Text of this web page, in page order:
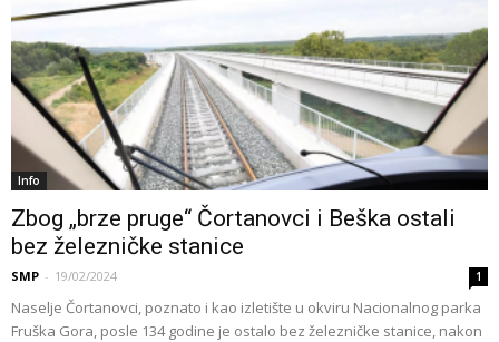
Info
Zbog „brze pruge“ Čortanovci i Beška ostali
bez železničke stanice
SMP - 19/02/2024 1
Naselje Čortanovci, poznato i kao izletište u okviru Nacionalnog parka
Fruška Gora, posle 134 godine je ostalo bez železničke stanice, nakon